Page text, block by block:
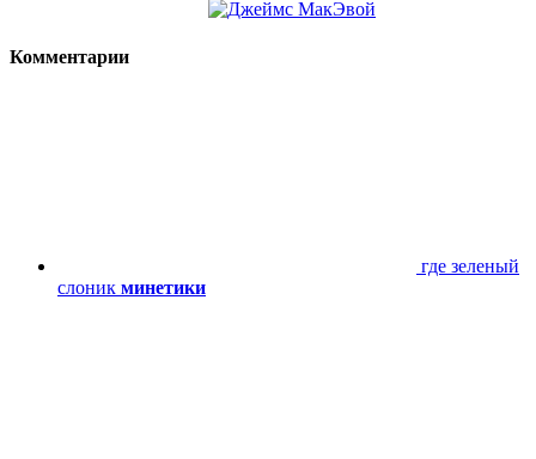
Комментарии
где зеленый
слоник минетики